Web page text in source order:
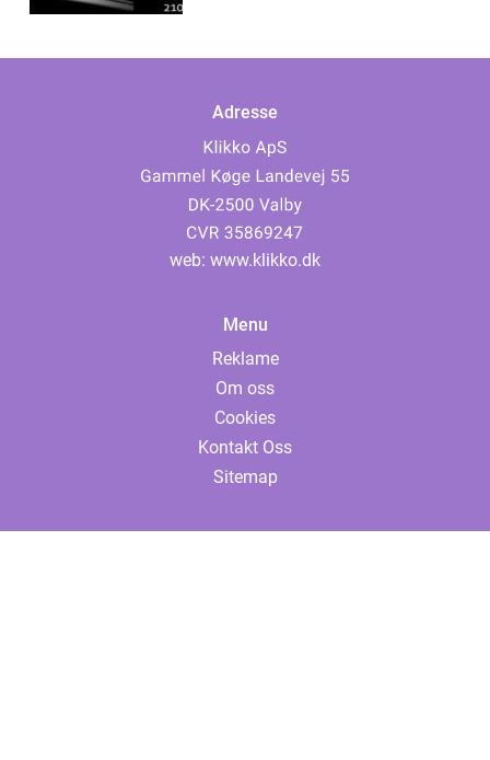
Adresse
web: www.klikko.dk
Menu
Reklame
Om oss
Cookies
Kontakt Oss
Sitemap